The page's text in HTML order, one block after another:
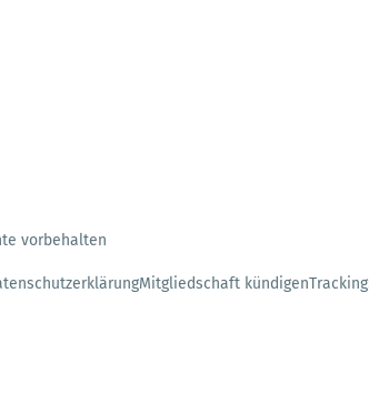
vorbehalten
Mitgliedschaft kündigenTracking